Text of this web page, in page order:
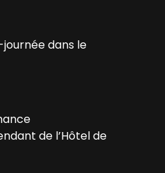
dans le
de l’Hôtel de